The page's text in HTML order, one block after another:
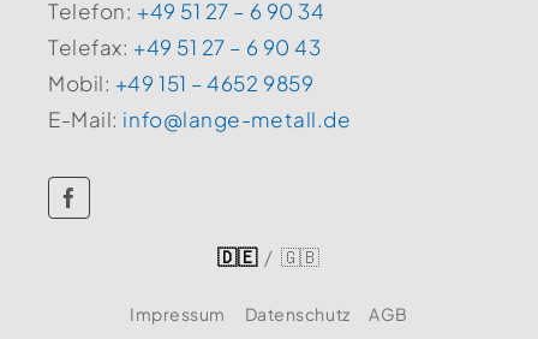
Telefon: +49 51 27 – 6 90 34
Telefax: +49 51 27 – 6 90 43
Mobil: +49 151 – 4652 9859
E-Mail: info@lange-metall.de
🇩🇪 / 🇬🇧
Impressum Datenschutz AGB